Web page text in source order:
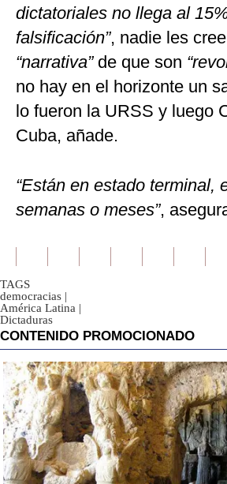
dictatoriales no llega al
falsificación”, nadie les
“narrativa”de que son
no hay en el horizonte un
lo fueron la URSS y luego
Cuba, añade.
“Están en estado terminal,
semanas o meses”,
TAGS
democracias |
América Latina |
Dictaduras